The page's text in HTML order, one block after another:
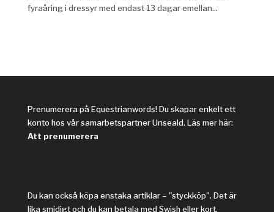
fyraåring i dressyr med endast 13 dagar emellan...
Prenumerera på Equestrianwords! Du skapar enkelt ett
konto hos vår samarbetspartner Unseald. Läs mer här:
Att prenumerera
Du kan också köpa enstaka artiklar – "styckköp". Det är
lika smidigt och du kan betala med Swish eller kort.